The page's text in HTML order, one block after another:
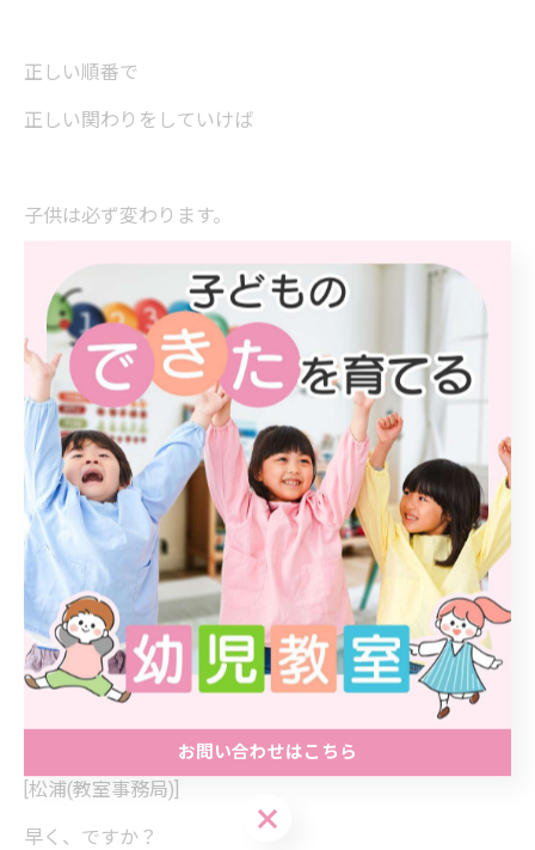
正しい順番で
正しい関わりをしていけば
子供は必ず変わります。
[松浦(教室事務局)]
なんだか希望が持てますね。
[近野]
はい。
そしてもう一つ大切なのは
早く気づくことです。
[松浦(教室事務局)]
早く、ですか？
お問い合わせはこちら
お問い合わせはこちら